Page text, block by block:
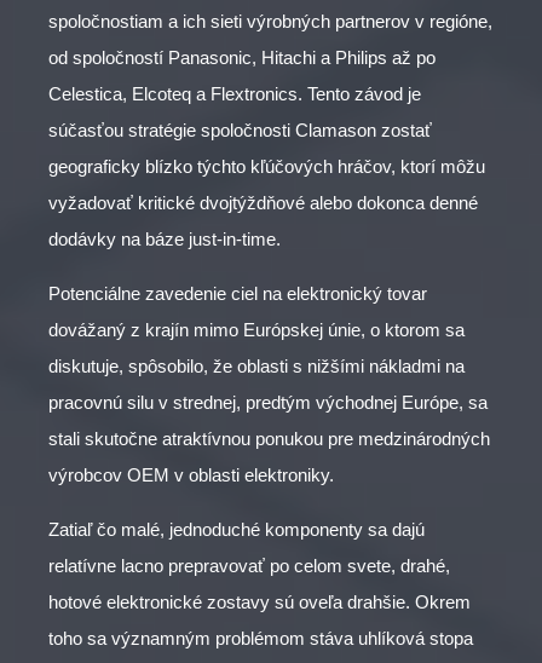
spoločnostiam a ich sieti výrobných partnerov v regióne,
od spoločností Panasonic, Hitachi a Philips až po
Celestica, Elcoteq a Flextronics. Tento závod je
súčasťou stratégie spoločnosti Clamason zostať
geograficky blízko týchto kľúčových hráčov, ktorí môžu
vyžadovať kritické dvojtýždňové alebo dokonca denné
dodávky na báze just-in-time.
Potenciálne zavedenie ciel na elektronický tovar
dovážaný z krajín mimo Európskej únie, o ktorom sa
diskutuje, spôsobilo, že oblasti s nižšími nákladmi na
pracovnú silu v strednej, predtým východnej Európe, sa
stali skutočne atraktívnou ponukou pre medzinárodných
výrobcov OEM v oblasti elektroniky.
Zatiaľ čo malé, jednoduché komponenty sa dajú
relatívne lacno prepravovať po celom svete, drahé,
hotové elektronické zostavy sú oveľa drahšie. Okrem
toho sa významným problémom stáva uhlíková stopa